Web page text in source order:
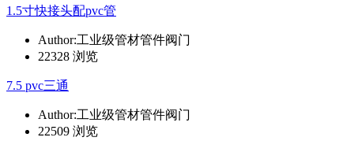
1.5寸快接头配pvc管
Author:工业级管材管件阀门
22328 浏览
7.5 pvc三通
Author:工业级管材管件阀门
22509 浏览